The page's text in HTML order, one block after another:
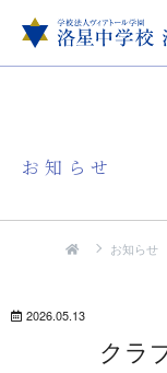
お知らせ
お知らせ
2026.05.13
クラ